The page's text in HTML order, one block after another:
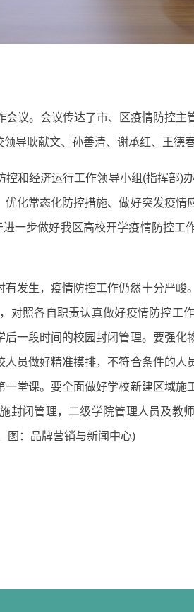
。会议传达了市、区疫情防控主
导耿献文、孙善清、谢承红、王德
经济运行工作领导小组(指挥部)
化常态化防控措施、做好突发疫情
一步做好我区高校开学疫情防控工
生，疫情防控工作仍然十分严峻
照各自职责认真做好疫情防控工
一段时间的校园封闭管理。要强
员做好精准摸排，不符合条件的人
堂课。要全面做好学校新建区域施
闭管理，二级学院管理人员及教
图：品牌营销与新闻中心)